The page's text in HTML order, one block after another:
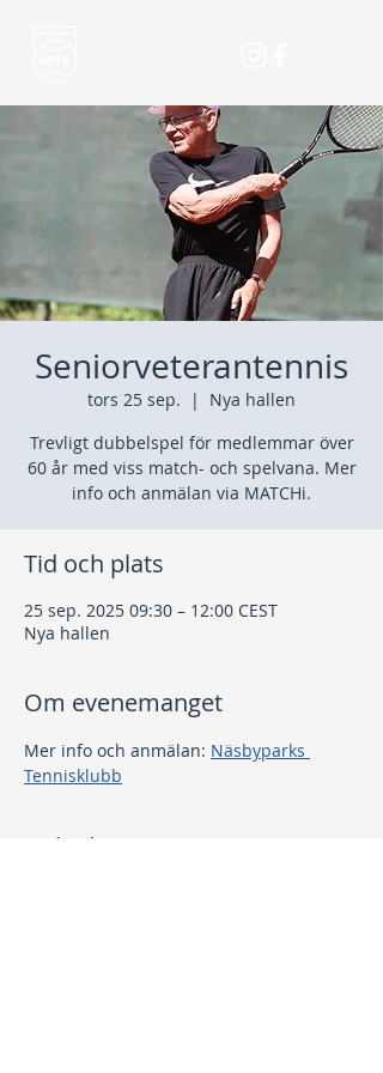
Seniorveterantennis
tors 25 sep.
  |
Nya hallen
Trevligt dubbelspel för medlemmar över
60 år med viss match- och spelvana. Mer
info och anmälan via MATCHi.
Tid och plats
25 sep. 2025 09:30 – 12:00 CEST
Nya hallen
Om evenemanget
Mer info och anmälan: Näsbyparks
Tennisklubb
Dela detta evenemang